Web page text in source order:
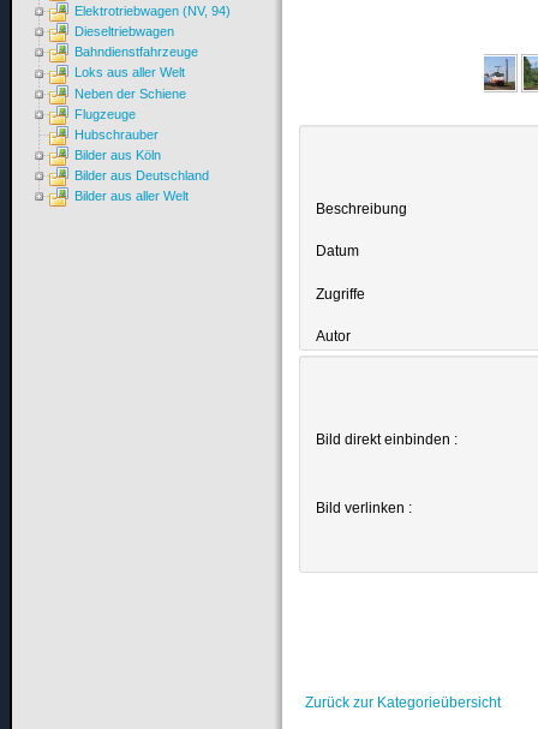
Beschreibung
Datum
Zugriffe
Autor
Bild direkt einbinden :
Bild verlinken :
Zurück zur Kategorieübersicht
Elektrotriebwagen (NV, 94)
Dieseltriebwagen
Bahndienstfahrzeuge
Loks aus aller Welt
Neben der Schiene
Flugzeuge
Hubschrauber
Bilder aus Köln
Bilder aus Deutschland
Bilder aus aller Welt